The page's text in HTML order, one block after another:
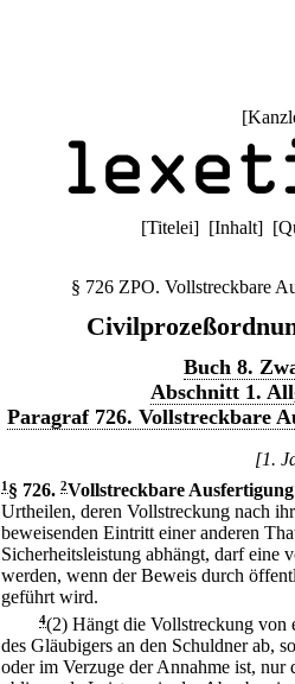
[
[Titelei] [Inhalt] [
§ 726 ZPO. Vollstreckbare
Buch 8.
Abschnitt 1.
Paragraf 726. Vollstreckbare
[1.
1 § 726. 2Vollstreckbare
Urtheilen, deren Vollstreckung nach
beweisenden Eintritt einer anderen
Sicherheitsleistung abhängt, darf eine
werden, wenn der Beweis durch
geführt wird.
4(2) Hängt die Vollstreckung
des Gläubigers an den Schuldner ab,
oder im Verzuge der Annahme ist,